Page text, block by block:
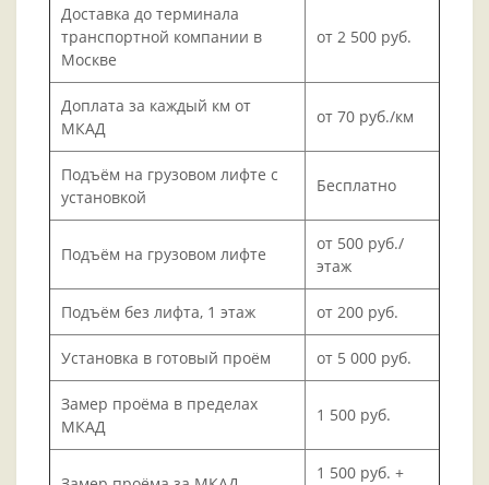
Доставка до терминала
транспортной компании в
Москве
от 2 500 руб.
Доплата за каждый км от
МКАД
от 70 руб./км
Подъём на грузовом лифте с
установкой
Бесплатно
Подъём на грузовом лифте
от 500 руб./
этаж
Подъём без лифта, 1 этаж от 200 руб.
Установка в готовый проём от 5 000 руб.
Замер проёма в пределах
МКАД
1 500 руб.
1 500 руб. +